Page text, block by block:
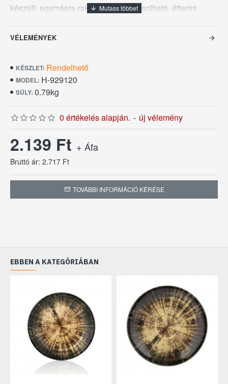
készült, egymásra rakható vagy rakásolható, éttermi
a Duna Hotel Porcelán sorozatból. Az első vásárlástól
VÉLEMÉNYEK
KÉSZLET: Rendelhető
MODEL: H-929120
SÚLY: 0.79kg
0 értékelés alapján. - új vélemény
2.139 Ft + Áfa
Bruttó ár: 2.717 Ft
TOVÁBBI INFORMÁCIÓ KÉRÉSE
EBBEN A KATEGÓRIÁBAN